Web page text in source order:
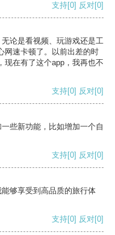
支持[0] 反对[0]
论是看视频、玩游戏还是工
网速卡顿了。以前出差的时
现在有了这个app，我再也不
支持[0] 反对[0]
些新功能，比如增加一个自
支持[0] 反对[0]
够享受到高品质的旅行体
支持[0] 反对[0]